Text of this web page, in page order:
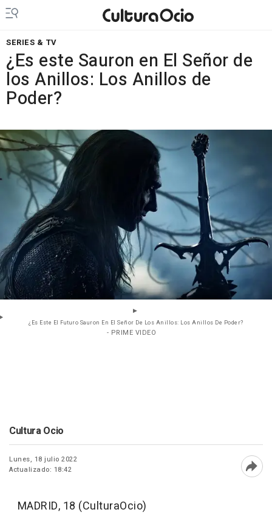
SERIES & TV
¿Es este Sauron en El Señor de
los Anillos: Los Anillos de
Poder?
¿Es Este El Futuro Sauron En El Señor De Los Anillos: Los Anillos De Poder?
- PRIME VIDEO
Cultura Ocio
Lunes, 18 julio 2022
Actualizado: 18:42
MADRID, 18 (CulturaOcio)